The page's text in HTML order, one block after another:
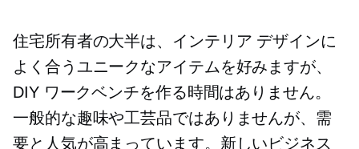
住宅所有者の大半は、インテリア デザインに
よく合うユニークなアイテムを好みますが、
DIY ワークベンチを作る時間はありません。
一般的な趣味や工芸品ではありませんが、需
要と人気が高まっています。新しいビジネス